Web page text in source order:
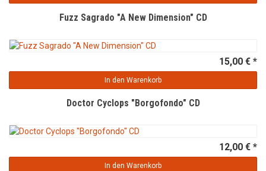
Fuzz Sagrado "A New Dimension" CD
15,00 € *
In den Warenkorb
Doctor Cyclops "Borgofondo" CD
12,00 € *
In den Warenkorb